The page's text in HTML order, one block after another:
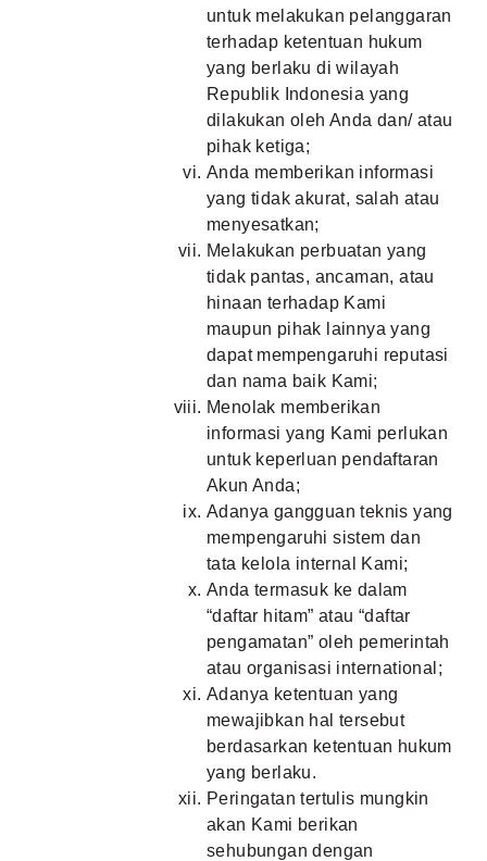
untuk melakukan pelanggaran
terhadap ketentuan hukum
yang berlaku di wilayah
Republik Indonesia yang
dilakukan oleh Anda dan/ atau
pihak ketiga;
Anda memberikan informasi
yang tidak akurat, salah atau
menyesatkan;
Melakukan perbuatan yang
tidak pantas, ancaman, atau
hinaan terhadap Kami
maupun pihak lainnya yang
dapat mempengaruhi reputasi
dan nama baik Kami;
Menolak memberikan
informasi yang Kami perlukan
untuk keperluan pendaftaran
Akun Anda;
Adanya gangguan teknis yang
mempengaruhi sistem dan
tata kelola internal Kami;
Anda termasuk ke dalam
“daftar hitam” atau “daftar
pengamatan” oleh pemerintah
atau organisasi international;
Adanya ketentuan yang
mewajibkan hal tersebut
berdasarkan ketentuan hukum
yang berlaku.
Peringatan tertulis mungkin
akan Kami berikan
sehubungan dengan